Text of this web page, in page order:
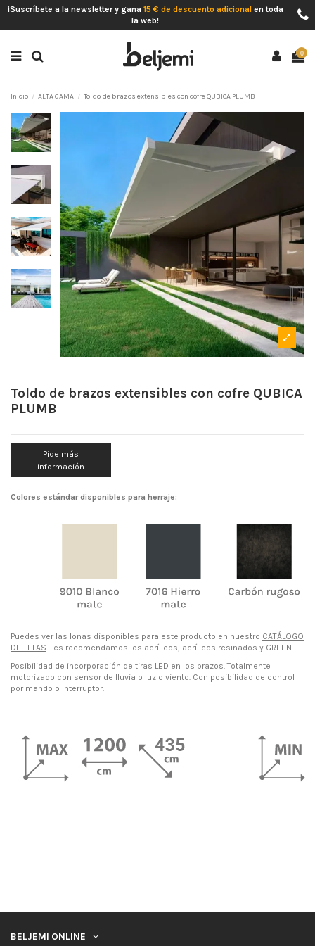
¡Suscríbete a la newsletter y gana 15 € de descuento adicional en toda
la web!
0
Inicio ALTA GAMA Toldo de brazos extensibles con cofre QUBICA PLUMB
Toldo de brazos extensibles con cofre QUBICA
PLUMB
Pide más
información
Colores estándar disponibles para herraje:
Puedes ver las lonas disponibles para este producto en nuestro CATÁLOGO
DE TELAS. Les recomendamos los acrílicos, acrílicos resinados y GREEN.
Posibilidad de incorporación de tiras LED en los brazos. Totalmente
motorizado con sensor de lluvia o luz o viento. Con posibilidad de control
por mando o interruptor.
BELJEMI ONLINE